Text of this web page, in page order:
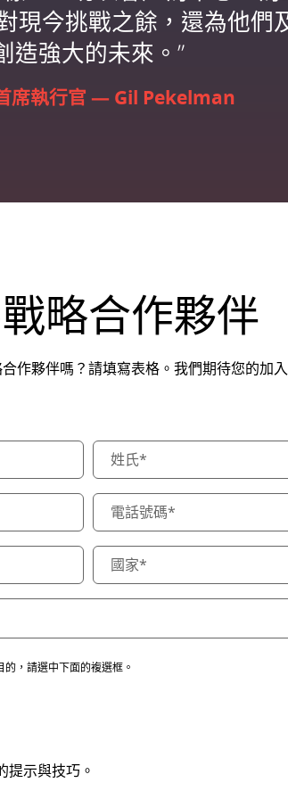
現今挑戰之餘，還為他們
造強大的未來。”
席執行官 — Gil Pekelman
略合作夥伴
作夥伴嗎？請填寫表格。我們期待您的加入
，請選中下面的複選框。
示與技巧。